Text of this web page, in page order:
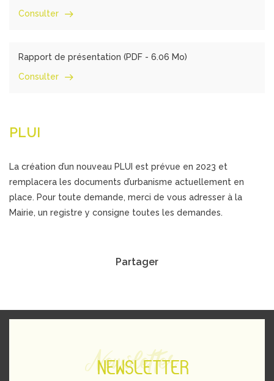
Consulter
Rapport de présentation (PDF - 6.06 Mo)
Consulter
PLUI
La création d’un nouveau PLUI est prévue en 2023 et
remplacera les documents d’urbanisme actuellement en
place. Pour toute demande, merci de vous adresser à la
Mairie, un registre y consigne toutes les demandes.
Partager
Newsletter
NEWSLETTER